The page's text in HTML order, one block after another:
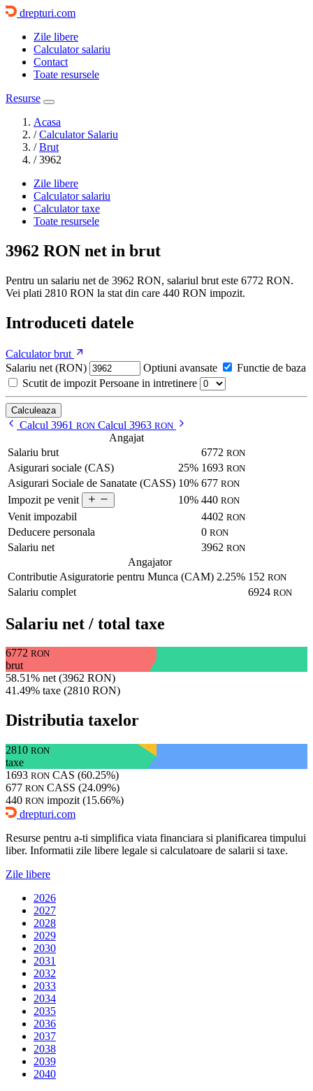
drepturi.com
Zile libere
Calculator salariu
Contact
Toate resursele
Resurse
Acasa
/ Calculator Salariu
/ Brut
/ 3962
Zile libere
Calculator salariu
Calculator taxe
Toate resursele
3962 RON net in brut
Pentru un salariu net de 3962 RON, salariul brut este 6772 RON.
Vei plati 2810 RON la stat din care 440 RON impozit.
Introduceti datele
Calculator brut
Salariu net (RON)
Optiuni avansate
Functie de baza
Scutit de impozit Persoane in intretinere
Calculeaza
Calcul 3961 RON Calcul 3963 RON
Angajat
Salariu brut
6772 RON
Asigurari sociale (CAS) 25% 1693 RON
Asigurari Sociale de Sanatate (CASS) 10% 677 RON
Impozit pe venit 10% 440 RON
Venit impozabil 4402 RON
Deducere personala 0 RON
Salariu net 3962 RON
Angajator
Contributie Asiguratorie pentru Munca (CAM) 2.25% 152 RON
Salariu complet 6924 RON
Salariu net / total taxe
6772 RON
brut
58.51% net (3962 RON)
41.49% taxe (2810 RON)
Distributia taxelor
2810 RON
taxe
1693 RON CAS (60.25%)
677 RON CASS (24.09%)
440 RON impozit (15.66%)
drepturi.com
Resurse pentru a-ti simplifica viata financiara si planificarea timpului
liber. Informatii zile libere legale si calculatoare de salarii si taxe.
Zile libere
2026
2027
2028
2029
2030
2031
2032
2033
2034
2035
2036
2037
2038
2039
2040